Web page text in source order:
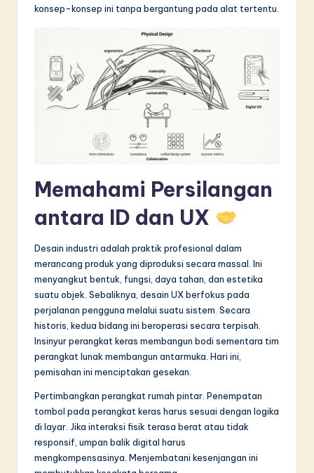
A
o
ti
o
konsep-konsep ini tanpa bergantung pada alat tertentu.
Memahami Persilangan
antara ID dan UX
Desain industri adalah praktik profesional dalam
merancang produk yang diproduksi secara massal. Ini
menyangkut bentuk, fungsi, daya tahan, dan estetika
suatu objek. Sebaliknya, desain UX berfokus pada
perjalanan pengguna melalui suatu sistem. Secara
historis, kedua bidang ini beroperasi secara terpisah.
Insinyur perangkat keras membangun bodi sementara tim
perangkat lunak membangun antarmuka. Hari ini,
pemisahan ini menciptakan gesekan.
Pertimbangkan perangkat rumah pintar. Penempatan
tombol pada perangkat keras harus sesuai dengan logika
di layar. Jika interaksi fisik terasa berat atau tidak
responsif, umpan balik digital harus
mengkompensasinya. Menjembatani kesenjangan ini